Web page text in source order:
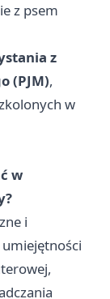
z psem
z
(PJM),
w
w
i